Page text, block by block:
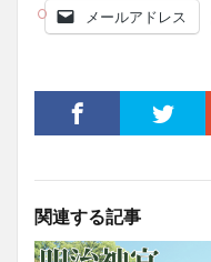
メールアドレス
関連する記事